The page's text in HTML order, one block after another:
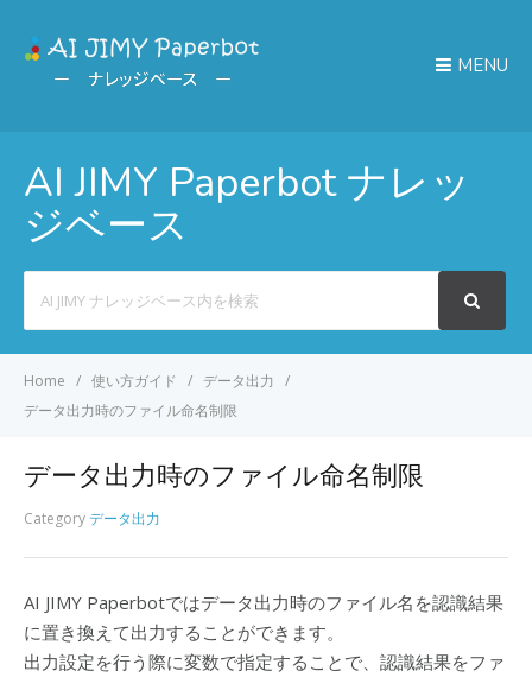
MENU
AI JIMY Paperbot ナレッ
ジベース
For
Home 使い方ガイド
データ出力
データ出力時のファイル命名制限
データ出力時のファイル命名制限
Categoryデータ出力
AI JIMY Paperbotではデータ出力時のファイル名を認識結果
に置き換えて出力することができます。
出力設定を行う際に変数で指定することで、認識結果をファ